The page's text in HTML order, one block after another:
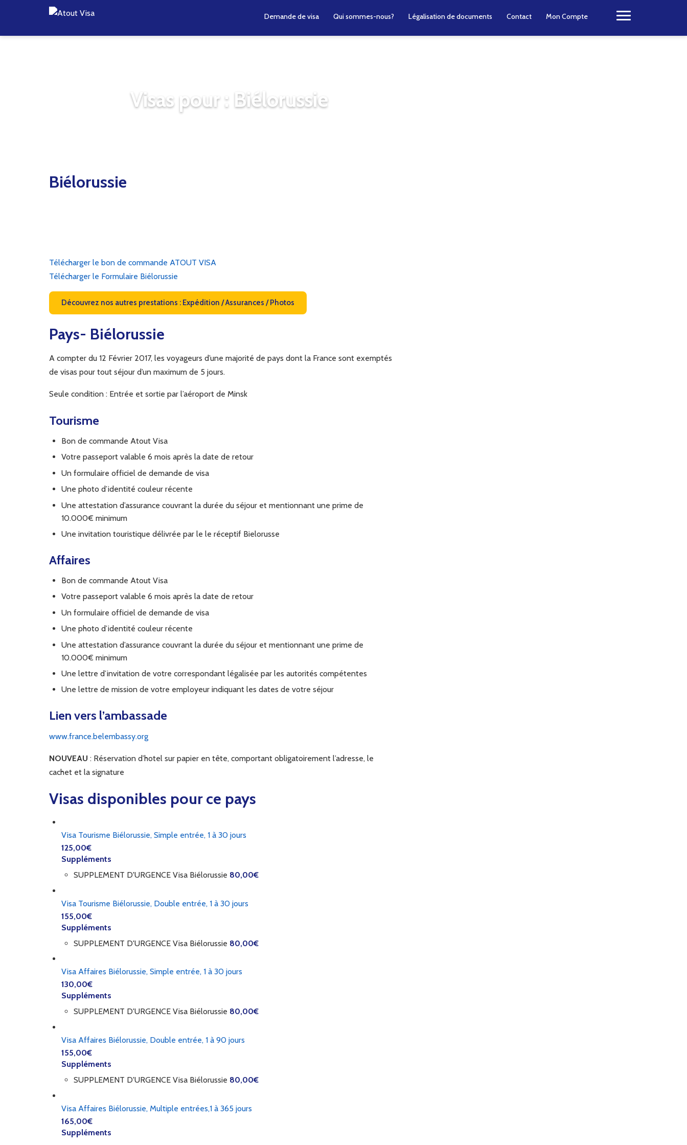
Demande de visa Qui sommes-nous? Légalisation de documents Contact Mon Compte
Visas pour : Biélorussie
Biélorussie
Télécharger le bon de commande ATOUT VISA
Télécharger le Formulaire Biélorussie
Découvrez nos autres prestations : Expédition / Assurances / Photos
Pays- Biélorussie
A compter du 12 Février 2017, les voyageurs d’une majorité de pays dont la France sont exemptés
de visas pour tout séjour d’un maximum de 5 jours.
Seule condition : Entrée et sortie par l’aéroport de Minsk
Tourisme
Bon de commande Atout Visa
Votre passeport valable 6 mois après la date de retour
Un formulaire officiel de demande de visa
Une photo d’identité couleur récente
Une attestation d’assurance couvrant la durée du séjour et mentionnant une prime de
10.000€ minimum
Une invitation touristique délivrée par le le réceptif Bielorusse
Affaires
Bon de commande Atout Visa
Votre passeport valable 6 mois après la date de retour
Un formulaire officiel de demande de visa
Une photo d’identité couleur récente
Une attestation d’assurance couvrant la durée du séjour et mentionnant une prime de
10.000€ minimum
Une lettre d’invitation de votre correspondant légalisée par les autorités compétentes
Une lettre de mission de votre employeur indiquant les dates de votre séjour
Lien vers l’ambassade
www.france.belembassy.org
NOUVEAU : Réservation d’hotel sur papier en tête, comportant obligatoirement l’adresse, le
cachet et la signature
Visas disponibles pour ce pays
Visa Tourisme Biélorussie, Simple entrée, 1 à 30 jours
125,00€
Suppléments
SUPPLEMENT D'URGENCE Visa Biélorussie 80,00€
Visa Tourisme Biélorussie, Double entrée, 1 à 30 jours
155,00€
Suppléments
SUPPLEMENT D'URGENCE Visa Biélorussie 80,00€
Visa Affaires Biélorussie, Simple entrée, 1 à 30 jours
130,00€
Suppléments
SUPPLEMENT D'URGENCE Visa Biélorussie 80,00€
Visa Affaires Biélorussie, Double entrée, 1 à 90 jours
155,00€
Suppléments
SUPPLEMENT D'URGENCE Visa Biélorussie 80,00€
Visa Affaires Biélorussie, Multiple entrées,1 à 365 jours
165,00€
Suppléments